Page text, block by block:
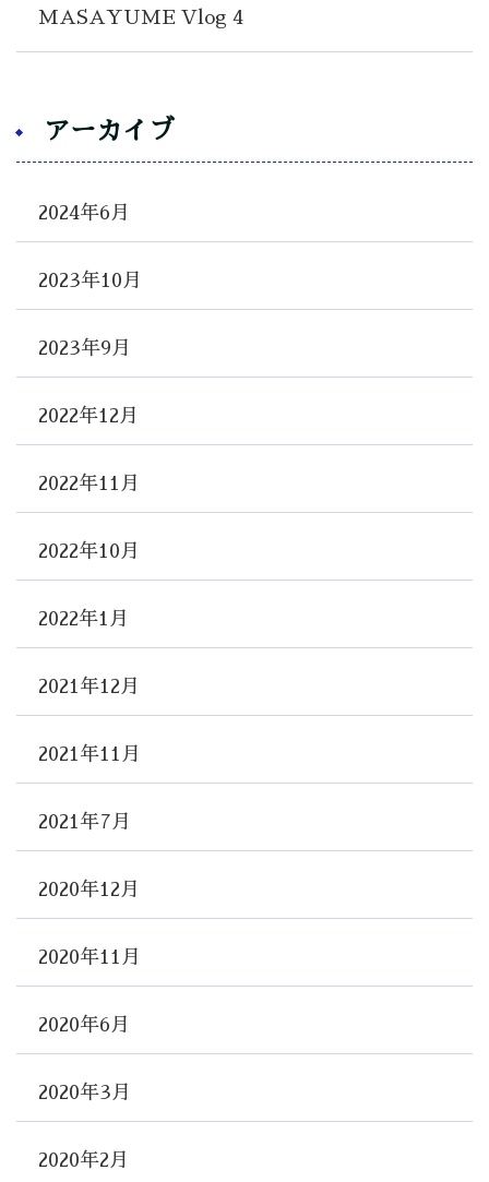
MASAYUME Vlog 4
アーカイブ
2024年6月
2023年10月
2023年9月
2022年12月
2022年11月
2022年10月
2022年1月
2021年12月
2021年11月
2021年7月
2020年12月
2020年11月
2020年6月
2020年3月
2020年2月